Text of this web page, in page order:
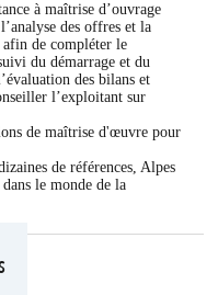
à maîtrise d’ouvrage
des offres et la
afin de compléter le
du démarrage et du
des bilans et
l’exploitant sur
de maîtrise d'œuvre pour
de références, Alpes
le monde de la